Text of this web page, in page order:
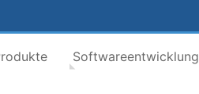
Softwareentwicklung